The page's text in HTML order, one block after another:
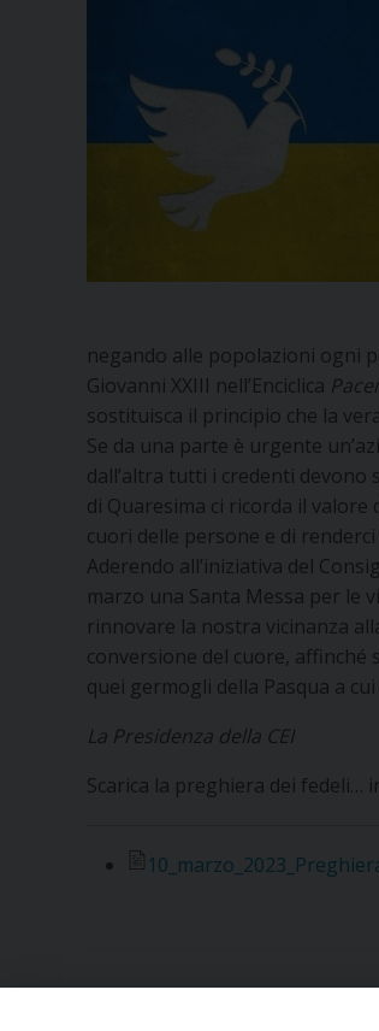
negando alle popolazioni ogni
Giovanni XXIII nell’Enciclica
sostituisca il principio che la
Se da una parte è urgente
dall’altra tutti i credenti
di Quaresima ci ricorda il
cuori delle persone e di
Aderendo all’iniziativa del
marzo una Santa Messa per le
rinnovare la nostra vicinanza
conversione del cuore,
quei germogli della Pasqua a
La Presidenza della CEI
Scarica la preghiera dei fedeli…